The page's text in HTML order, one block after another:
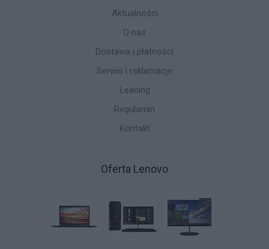
Aktualności
O nas
Dostawa i płatności
Serwis i reklamacje
Leasing
Regulamin
Kontakt
Oferta Lenovo